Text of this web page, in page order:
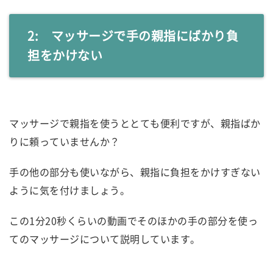
2: マッサージで手の親指にばかり負
担をかけない
マッサージで親指を使うととても便利ですが、親指ばか
りに頼っていませんか？
手の他の部分も使いながら、親指に負担をかけすぎない
ように気を付けましょう。
この1分20秒くらいの動画でそのほかの手の部分を使っ
てのマッサージについて説明しています。